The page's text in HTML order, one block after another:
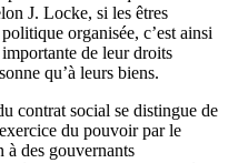
J. Locke, si les êtres
organisée, c’est ainsi
de leur droits
qu’à leurs biens.
contrat social se distingue de
du pouvoir par le
à des gouvernants